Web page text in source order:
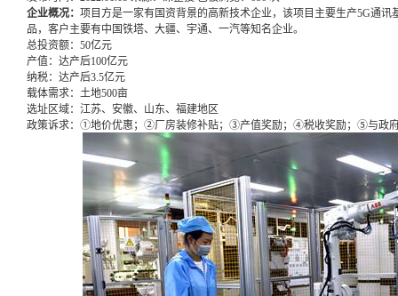
企业概况： 项目方是一家有国资背景的高新技术企业，该项目主要生产5G通
品，客户主要有中国铁塔、大疆、宇通、一汽等知名企业。
总投资额： 50亿元
产值： 达产后100亿元
纳税： 达产后3.5亿元
载体需求： 土地500亩
选址区域： 江苏、安徽、山东、福建地区
政策诉求： ①地价优惠；②厂房装修补贴；③产值奖励；④税收奖励；⑤与政府